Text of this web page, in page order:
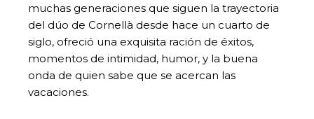
muchas generaciones que siguen la trayectoria
del dúo de Cornellà desde hace un cuarto de
siglo, ofreció una exquisita ración de éxitos,
momentos de intimidad, humor, y la buena
onda de quien sabe que se acercan las
vacaciones.